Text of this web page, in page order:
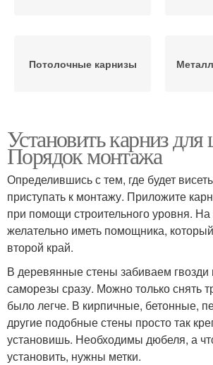
Потолочные карнизы
Двухрядные карнизы
Карниз с боковым
Кронштейн для карниза
Установить карниз
Порядок монтажа
Определившись с тем, где будет
приступать к монтажу. Приложите
при помощи строительного уровня. На
желательно иметь помощника,
второй край.
В деревянные стены забиваем гвозди
саморезы сразу. Можно только снять
было легче. В кирпичные, бетонные,
другие подобные стены просто так
установишь. Необходимы дюбеля, а
установить, нужны метки.